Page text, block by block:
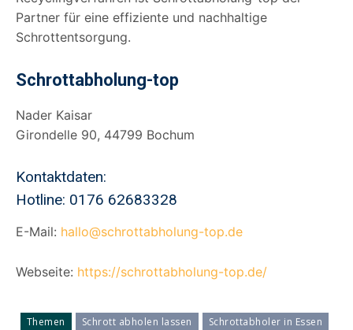
Partner für eine effiziente und nachhaltige
Schrottentsorgung.
Schrottabholung-top
Nader Kaisar
Girondelle 90, 44799 Bochum
Kontaktdaten:
Hotline: 0176 62683328
E-Mail: hallo@schrottabholung-top.de
Webseite: https://schrottabholung-top.de/
Themen Schrott abholen lassen Schrottabholer in Essen